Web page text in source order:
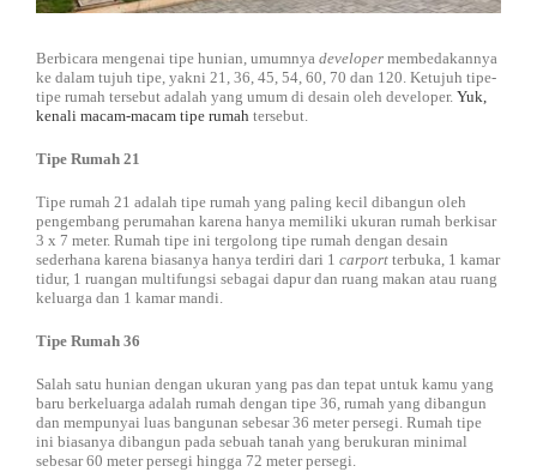
Berbicara mengenai tipe hunian, umumnya developer membedakannya
ke dalam tujuh tipe, yakni 21, 36, 45, 54, 60, 70 dan 120. Ketujuh tipe-
tipe rumah tersebut adalah yang umum di desain oleh developer. Yuk,
kenali macam-macam tipe rumah tersebut.
Tipe Rumah 21
Tipe rumah 21 adalah tipe rumah yang paling kecil dibangun oleh
pengembang perumahan karena hanya memiliki ukuran rumah berkisar
3 x 7 meter. Rumah tipe ini tergolong tipe rumah dengan desain
sederhana karena biasanya hanya terdiri dari 1 carport terbuka, 1 kamar
tidur, 1 ruangan multifungsi sebagai dapur dan ruang makan atau ruang
keluarga dan 1 kamar mandi.
Tipe Rumah 36
Salah satu hunian dengan ukuran yang pas dan tepat untuk kamu yang
baru berkeluarga adalah rumah dengan tipe 36, rumah yang dibangun
dan mempunyai luas bangunan sebesar 36 meter persegi. Rumah tipe
ini biasanya dibangun pada sebuah tanah yang berukuran minimal
sebesar 60 meter persegi hingga 72 meter persegi.